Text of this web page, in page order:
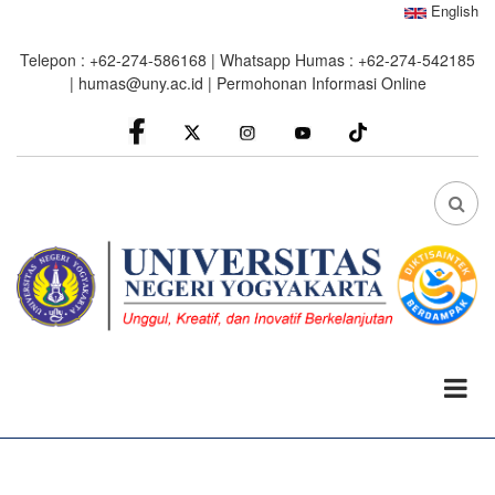
main
English
Telepon : +62-274-586168 | Whatsapp Humas : +62-274-542185
| humas@uny.ac.id | Permohonan Informasi Online
facebook
Instagram youtube
FA
0%